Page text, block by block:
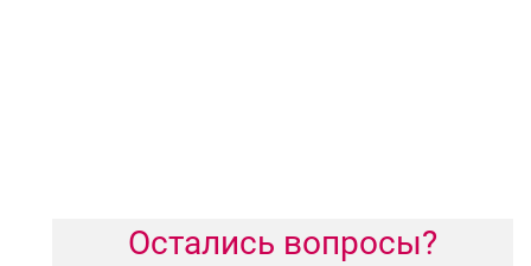
Остались вопросы?